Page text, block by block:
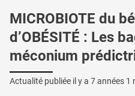
MICROBIOTE du
d’OBÉSITÉ : Les
méconium
Actualité publiée il y a 7 années 1